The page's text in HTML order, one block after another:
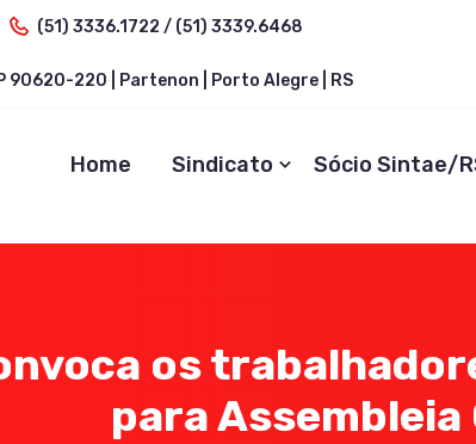
(51) 3336.1722 / (51) 3339.6468
90620-220 | Partenon | Porto Alegre | RS
Home Sindicato Sócio Sintae/
os
para Assembleia